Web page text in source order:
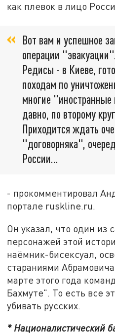
как плевок в лицо
Вот вам и успешное
операции
Редисы - в Киеве,
походам по
многие
давно, по второму
Приходится ждать
"договорняка",
России…
- прокомментировал
портале ruskline.ru.
Он указал, что один из
персонажей этой
наёмник-бисексуал,
стараниями
марте этого года
Бахмуте". То есть все
убивать русских.
* Националистический